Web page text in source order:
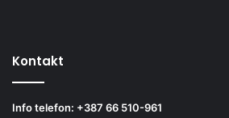
Kontakt
Info telefon: +387 66 510-961